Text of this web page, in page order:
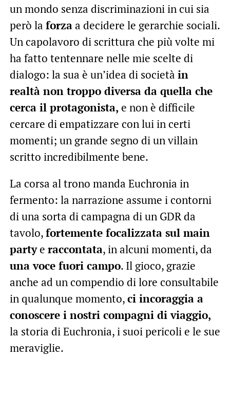
un mondo senza discriminazioni in cui sia
però la forzaa decidere le gerarchie sociali.
Un capolavoro di scrittura che più volte mi
ha fatto tentennare nelle mie scelte di
dialogo: la sua è un’idea di società in
realtà non troppo diversa da quella che
cerca il protagonista, e non è difficile
cercare di empatizzare con lui in certi
momenti; un grande segno di un villain
scritto incredibilmente bene.
La corsa al trono manda Euchronia in
fermento: la narrazione assume i contorni
di una sorta di campagna di un GDR da
tavolo,fortemente focalizzata sul main
partye raccontata, in alcuni momenti, da
una voce fuori campo. Il gioco, grazie
anche ad un compendio di lore consultabile
in qualunque momento,ci incoraggia a
conoscere i nostri compagni di viaggio,
la storia di Euchronia, i suoi pericoli e le sue
meraviglie.